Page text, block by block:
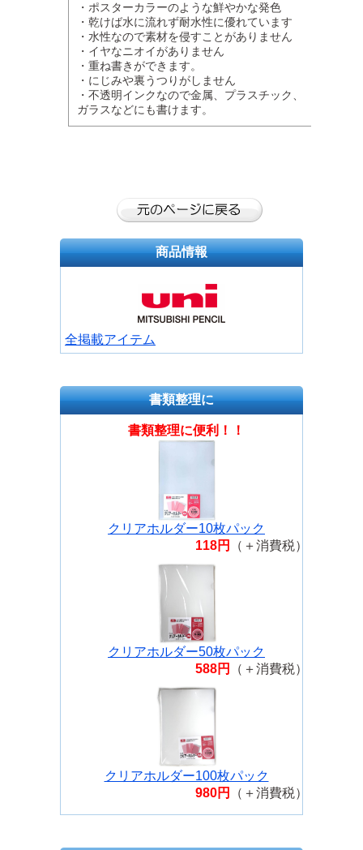
・ポスターカラーのような鮮やかな発色
・乾けば水に流れず耐水性に優れています
・水性なので素材を侵すことがありません
・イヤなニオイがありません
・重ね書きができます。
・にじみや裏うつりがしません
・不透明インクなので金属、プラスチック、
ガラスなどにも書けます。
商品情報
全掲載アイテム
書類整理に
書類整理に便利！！
クリアホルダー10枚パック
118円
（＋消費税）
クリアホルダー50枚パック
588円
（＋消費税）
クリアホルダー100枚パック
980円
（＋消費税）